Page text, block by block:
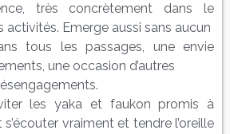
très concrètement dans le
activités. Emerge aussi sans aucun
tous les passages, une envie
une occasion d’autres
les yaka et faukon promis à
vraiment et tendre l’oreille